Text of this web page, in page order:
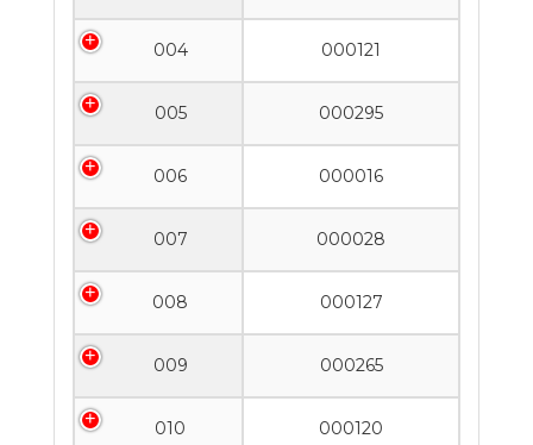
004 000121
005 000295
006 000016
007 000028
008 000127
009 000265
010 000120